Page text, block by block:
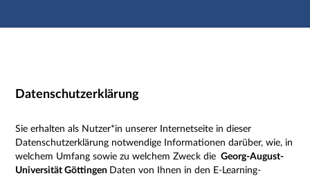
Main navigation
Legal information
Datenschutzerklärung
Sie erhalten als Nutzer*in unserer Internetseite in dieser
Datenschutzerklärung notwendige Informationen darüber, wie, in
welchem Umfang sowie zu welchem Zweck die Georg-August-
Universität Göttingen Daten von Ihnen in den E-Learning-